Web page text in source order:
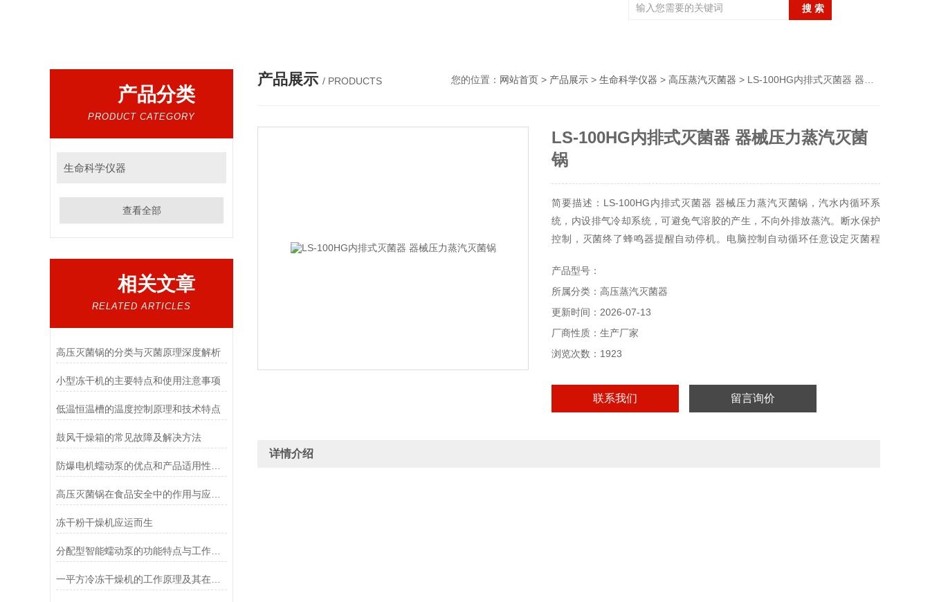
产品分类
PRODUCT CATEGORY
生命科学仪器
查看全部
相关文章
RELATED ARTICLES
高压灭菌锅的分类与灭菌原理深度解析
小型冻干机的主要特点和使用注意事项
低温恒温槽的温度控制原理和技术特点
鼓风干燥箱的常见故障及解决方法
冻干粉干燥机应运而生
分配型智能蠕动泵的功能特点与工作模式介绍
一平方冷冻干燥机的工作原理及其在材料科学中的重要性
产品展示 / PRODUCTS 您的位置： 网站首页 > 产品展示 > 生命科学仪器 > 高压蒸汽灭菌器 > LS-100HG内排式灭菌器 器械压力蒸汽灭菌锅
LS-100HG内排式灭菌器 器械压力蒸汽灭菌
锅
简要描述：LS-100HG内排式灭菌器 器械压力蒸汽灭菌锅，汽水内循环系
统，内设排气冷却系统，可避免气溶胶的产生，不向外排放蒸汽。断水保护
控制，灭菌终了蜂鸣器提醒自动停机。电脑控制自动循环任意设定灭菌程
温度为115～134℃）
产品型号：
所属分类：高压蒸汽灭菌器
更新时间：2026-07-13
厂商性质：生产厂家
浏览次数：1923
联系我们 留言询价
详情介绍